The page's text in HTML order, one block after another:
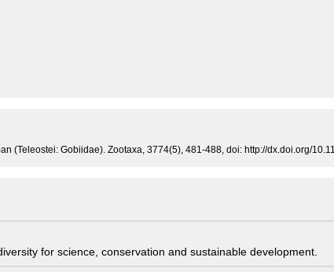
(Teleostei: Gobiidae). Zootaxa, 3774(5), 481-488, doi: http://dx.doi.org/
for science, conservation and sustainable development.